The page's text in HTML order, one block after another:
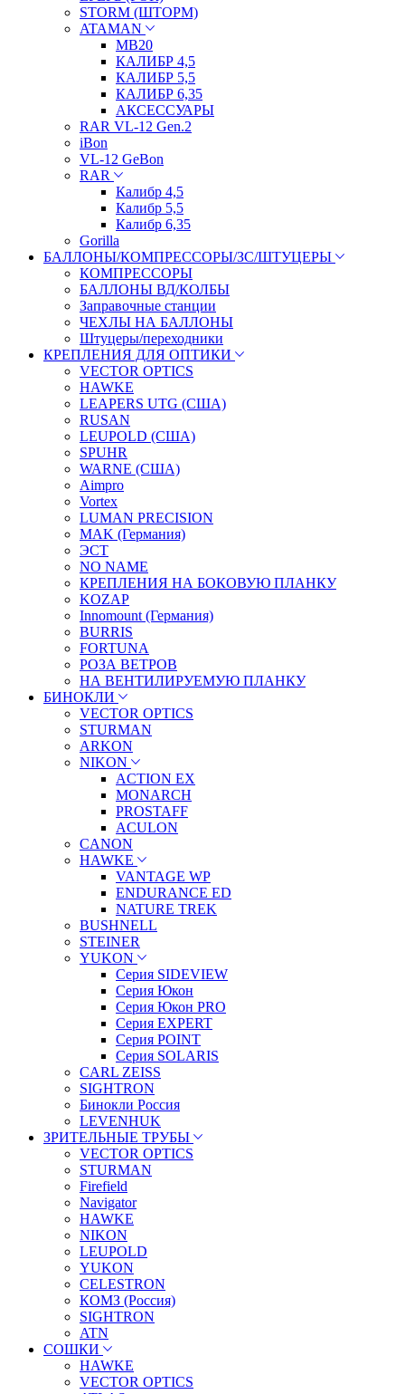
STORM (ШТОРМ)
ATAMAN
МВ20
КАЛИБР 4,5
КАЛИБР 5,5
КАЛИБР 6,35
АКСЕССУАРЫ
RAR VL-12 Gen.2
iBon
VL-12 GeBon
RAR
Калибр 4,5
Калибр 5,5
Калибр 6,35
Gorilla
БАЛЛОНЫ/КОМПРЕССОРЫ/ЗС/ШТУЦЕРЫ
КОМПРЕССОРЫ
БАЛЛОНЫ ВД/КОЛБЫ
Заправочные станции
ЧЕХЛЫ НА БАЛЛОНЫ
Штуцеры/переходники
КРЕПЛЕНИЯ ДЛЯ ОПТИКИ
VECTOR OPTICS
HAWKE
LEAPERS UTG (США)
RUSAN
LEUPOLD (США)
SPUHR
WARNE (США)
Aimpro
Vortex
LUMAN PRECISION
MAK (Германия)
ЭСТ
NO NAME
КРЕПЛЕНИЯ НА БОКОВУЮ ПЛАНКУ
KOZAP
Innomount (Германия)
BURRIS
FORTUNA
РОЗА ВЕТРОВ
НА ВЕНТИЛИРУЕМУЮ ПЛАНКУ
БИНОКЛИ
VECTOR OPTICS
STURMAN
ARKON
NIKON
ACTION EX
MONARCH
PROSTAFF
ACULON
CANON
HAWKE
VANTAGE WP
ENDURANCE ED
NATURE TREK
BUSHNELL
STEINER
YUKON
Серия SIDEVIEW
Серия Юкон
Серия Юкон PRO
Серия EXPERT
Серия POINT
Серия SOLARIS
CARL ZEISS
SIGHTRON
Бинокли Россия
LEVENHUK
ЗРИТЕЛЬНЫЕ ТРУБЫ
VECTOR OPTICS
STURMAN
Firefield
Navigator
HAWKE
NIKON
LEUPOLD
YUKON
CELESTRON
КОМЗ (Россия)
SIGHTRON
ATN
СОШКИ
HAWKE
VECTOR OPTICS